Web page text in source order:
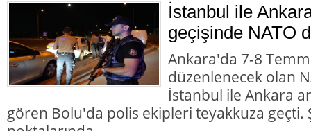
İstanbul ile
geçişinde NATO
Ankara'da 7-8
düzenlenecek olan
İstanbul ile Ankara
gören Bolu'da polis ekipleri teyakkuza geçti.